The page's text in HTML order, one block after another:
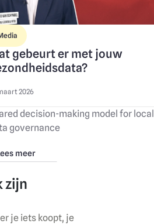
gebeurt er met jouw
2026
decision-making model for local
governance
meer
zijn
je iets koopt, je